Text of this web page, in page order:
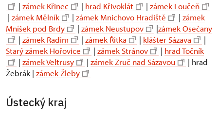
| zámek Křinec | hrad Křivoklát | zámek Loučeň
| zámek Mělník | zámek Mnichovo Hradiště | zámek
Mníšek pod Brdy
| zámek Neustupov |zámek Osečany
| zámek Radim | zámek Řitka | klášter Sázava
|
Starý zámek Hořovice
| zámek Stránov | hrad Točník
| zámek Veltrusy | zámek Zruč nad Sázavou
| hrad
Žebrák | zámek Žleby
Ústecký kraj